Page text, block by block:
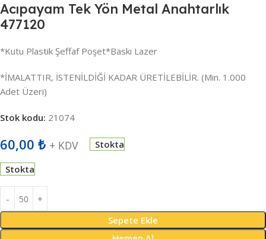
Acıpayam Tek Yön Metal Anahtarlık
477120
*Kutu Plastik Şeffaf Poşet*Baskı Lazer
*İMALATTIR, İSTENİLDİĞİ KADAR ÜRETİLEBİLİR. (Min. 1.000
Adet Üzeri)
Stok kodu: 21074
60,00 ₺ + KDV Stokta
Stokta
Sepete Ekle